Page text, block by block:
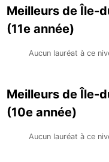
Meilleurs de Île-
(11e année)
Aucun lauréat à ce
Meilleurs de Île-
(10e année)
Aucun lauréat à ce